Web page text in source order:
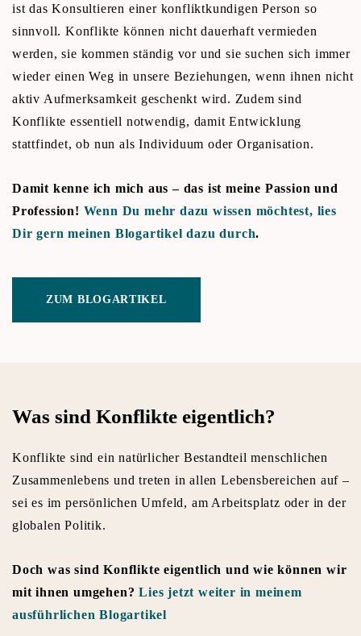
ist das Konsultieren einer konfliktkundigen Person so
sinnvoll. Konflikte können nicht dauerhaft vermieden
werden, sie kommen ständig vor und sie suchen sich immer
wieder einen Weg in unsere Beziehungen, wenn ihnen nicht
aktiv Aufmerksamkeit geschenkt wird. Zudem sind
Konflikte essentiell notwendig, damit Entwicklung
stattfindet, ob nun als Individuum oder Organisation.
Damit kenne ich mich aus – das ist meine Passion und
Profession! Wenn Du mehr dazu wissen möchtest, lies
Dir gern meinen Blogartikel dazu durch.
ZUM BLOGARTIKEL
Was sind Konflikte eigentlich?
Konflikte sind ein natürlicher Bestandteil menschlichen
Zusammenlebens und treten in allen Lebensbereichen auf –
sei es im persönlichen Umfeld, am Arbeitsplatz oder in der
globalen Politik.
Doch was sind Konflikte eigentlich und wie können wir
mit ihnen umgehen?Lies jetzt weiter in meinem
ausführlichen Blogartikel